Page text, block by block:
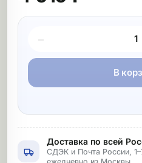
Покупка товара
−
В
Доставка по всей
СДЭК и Почта России,